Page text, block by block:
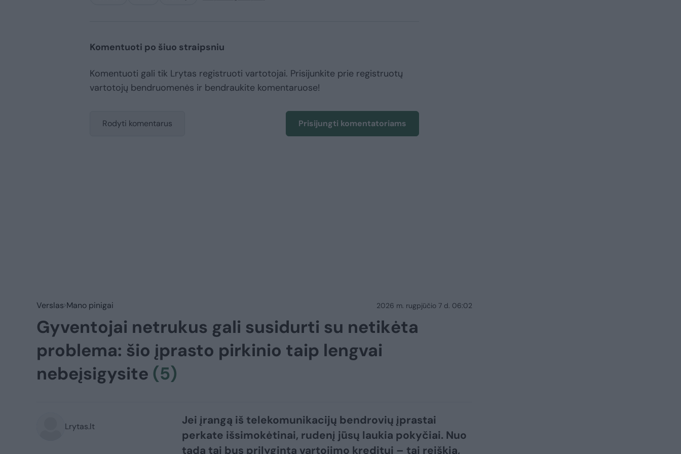
Komentuoti po šiuo straipsniu
Komentuoti gali tik Lrytas registruoti vartotojai. Prisijunkite prie registruotų
vartotojų bendruomenės ir bendraukite komentaruose!
Rodyti komentarus Prisijungti komentatoriams
Verslas Mano pinigai 2026 m. rugpjūčio 7 d. 06:02
Gyventojai netrukus gali susidurti su netikėta
problema: šio įprasto pirkinio taip lengvai
nebeįsigysite (5)
Lrytas.lt
Jei įrangą iš telekomunikacijų bendrovių įprastai
perkate išsimokėtinai, rudenį jūsų laukia pokyčiai. Nuo
tada tai bus prilyginta vartojimo kreditui – tai reiškia,